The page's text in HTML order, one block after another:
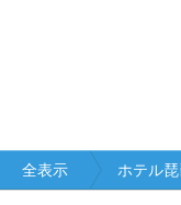
全表示 ホテル